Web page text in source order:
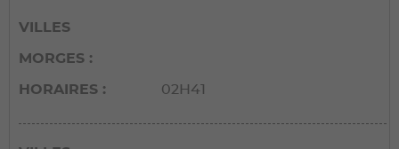
VILLES
MORGES
HORAIRES 02H41